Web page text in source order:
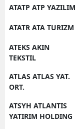
ATATP ATP YAZILIM
ATATR ATA TURIZM
ATEKS AKIN
TEKSTIL
ATLAS ATLAS YAT.
ORT.
ATSYH ATLANTIS
YATIRIM HOLDING